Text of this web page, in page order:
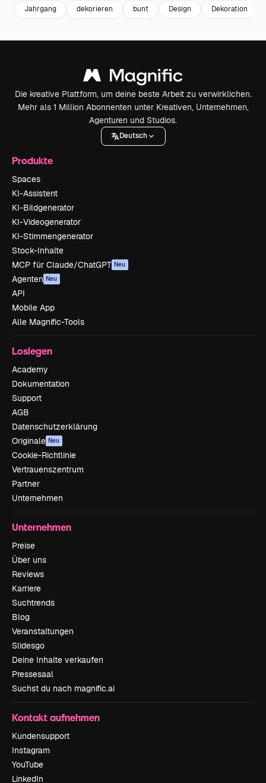
Jahrgang dekorieren bunt Design Dekoration
Die kreative Plattform, um deine beste Arbeit zu verwirklichen.
Mehr als 1 Million Abonnenten unter Kreativen, Unternehmen,
Agenturen und Studios.
Deutsch
Produkte
Spaces
KI-Assistent
KI-Bildgenerator
KI-Videogenerator
KI-Stimmengenerator
Stock-Inhalte
MCP für Claude/ChatGPT Neu
Agenten Neu
API
Mobile App
Alle Magnific-Tools
Loslegen
Academy
Dokumentation
Support
AGB
Datenschutzerklärung
Originale Neu
Cookie-Richtlinie
Vertrauenszentrum
Partner
Unternehmen
Unternehmen
Preise
Über uns
Reviews
Karriere
Suchtrends
Blog
Veranstaltungen
Slidesgo
Deine Inhalte verkaufen
Pressesaal
Suchst du nach magnific.ai
Kontakt aufnehmen
Kundensupport
Instagram
YouTube
LinkedIn